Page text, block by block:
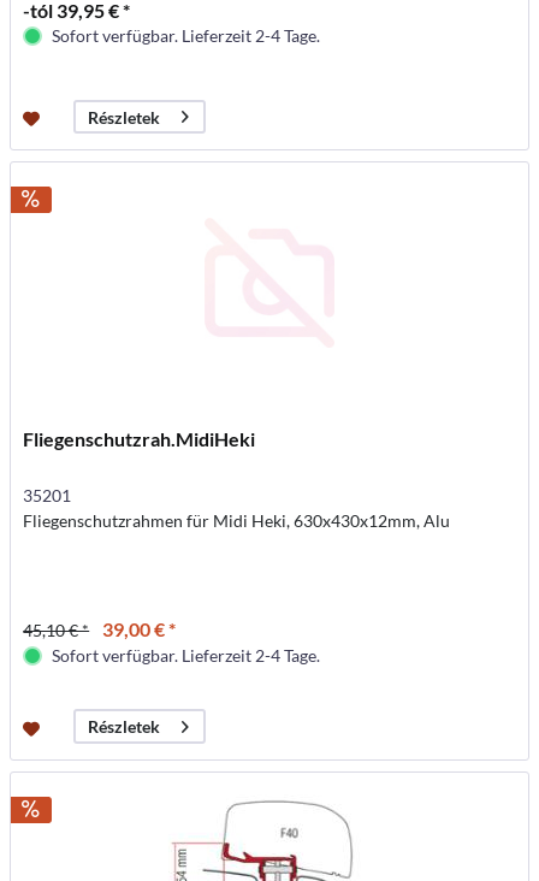
-tól 39,95 € *
Sofort verfügbar. Lieferzeit 2-4 Tage.
Részletek
Fliegenschutzrah.MidiHeki
35201
Fliegenschutzrahmen für Midi Heki, 630x430x12mm, Alu
45,10 € * 39,00 € *
Sofort verfügbar. Lieferzeit 2-4 Tage.
Részletek